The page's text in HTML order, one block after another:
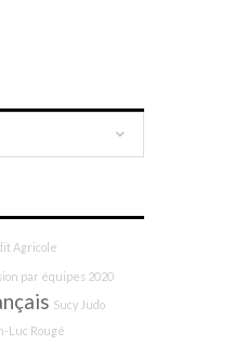
Agricole
par équipes 2020
Sucy Judo
Luc Rougé